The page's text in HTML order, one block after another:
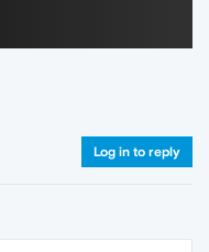
Log in to reply